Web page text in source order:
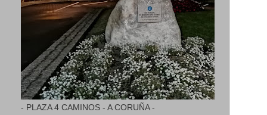
- PLAZA 4 CAMINOS - A CORUÑA -